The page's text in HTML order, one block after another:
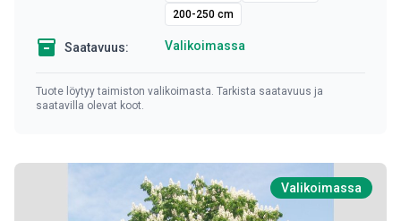
200-250 cm
inventory Saatavuus: Valikoimassa
Tuote löytyy taimiston valikoimasta. Tarkista saatavuus ja
saatavilla olevat koot.
Valikoimassa